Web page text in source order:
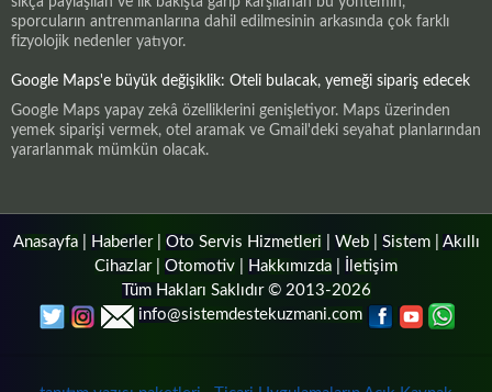
sporcuların antrenmanlarına dahil edilmesinin arkasında çok farklı
fizyolojik nedenler yatıyor.
Google Maps'e büyük değişiklik: Oteli bulacak, yemeği sipariş edecek
Google Maps yapay zekâ özelliklerini genişletiyor. Maps üzerinden
yemek siparişi vermek, otel aramak ve Gmail'deki seyahat planlarından
yararlanmak mümkün olacak.
Anasayfa| Haberler| Oto Servis Hizmetleri Web| Sistem| Akıllı
Cihazlar| Otomotiv Hakkımızda
İletişim
Tüm Hakları Saklıdır © 2013-2026
info@sistemdestekuzmani.com